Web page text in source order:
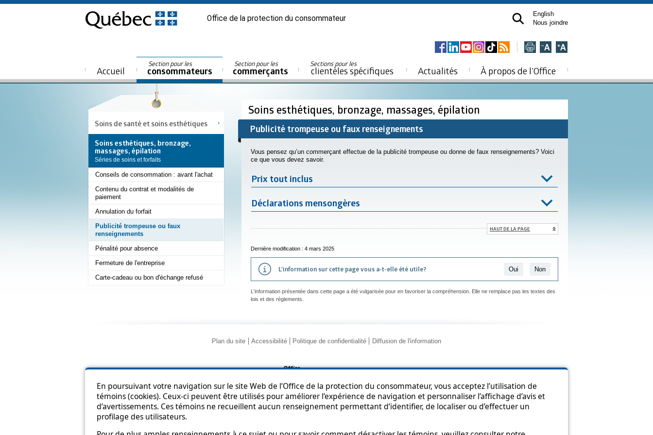
En poursuivant votre navigation sur le site Web de l’Office de la protection du consommateur, vous acceptez l’utilisation de
témoins (cookies). Ceux-ci peuvent être utilisés pour améliorer l’expérience de navigation et personnaliser l’affichage d’avis et
d’avertissements. Ces témoins ne recueillent aucun renseignement permettant d’identifier, de localiser ou d’effectuer un
profilage des utilisateurs.
Office de la protection du consommateur
English
Nous joindre
Accueil
Section pour les
consommateurs
Section pour les
commerçants
Sections pour les
clientèles spécifiques Actualités À propos de l’Office
Soins de santé et soins esthétiques
Soins esthétiques, bronzage,
massages, épilation
Séries de soins et forfaits
Conseils de consommation : avant l'achat
Contenu du contrat et modalités de
paiement
Annulation du forfait
Publicité trompeuse ou faux
renseignements
Pénalité pour absence
Fermeture de l'entreprise
Carte-cadeau ou bon d'échange refusé
Soins esthétiques, bronzage, massages, épilation
Publicité trompeuse ou faux renseignements
Vous pensez qu’un commerçant effectue de la publicité trompeuse ou donne de faux renseignements? Voici
ce que vous devez savoir.
Prix tout inclus
Déclarations mensongères
HAUT DE LA PAGE
Dernière modification : 4 mars 2025
L'information sur cette page vous a-t-elle été utile? Oui Non
L'information présentée dans cette page a été vulgarisée pour en favoriser la compréhension. Elle ne remplace pas les textes des
lois et des règlements.
Plan du site Accessibilité Politique de confidentialité Diffusion de l'information
© Gouvernement du Québec, 2013-2025